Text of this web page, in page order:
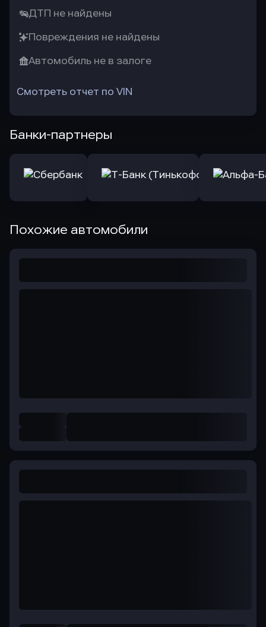
ДТП не найдены
Повреждения не найдены
Автомобиль не в залоге
Смотреть отчет по VIN
Банки-партнеры
Похожие автомобили